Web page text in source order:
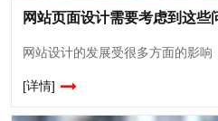
网站页面设计需要考虑到这些
[详情]